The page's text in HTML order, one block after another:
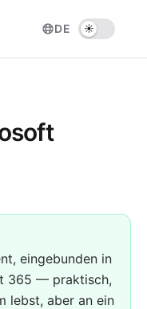
DE
eingebunden in
365 — praktisch,
lebst, aber an ein